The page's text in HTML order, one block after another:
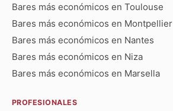
Bares más económicos en Toulouse
Bares más económicos en Montpellier
Bares más económicos en Nantes
Bares más económicos en Niza
Bares más económicos en Marsella
PROFESIONALES